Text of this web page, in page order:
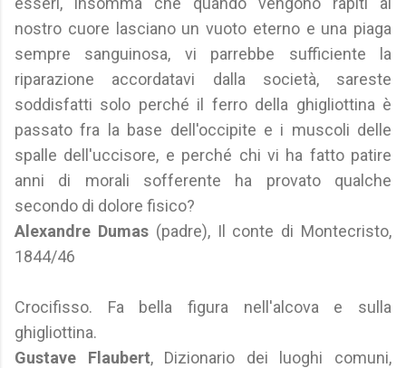
nostro cuore lasciano un vuoto eterno e una piaga
sempre sanguinosa, vi parrebbe sufficiente la
riparazione accordatavi dalla società, sareste
soddisfatti solo perché il ferro della ghigliottina è
passato fra la base dell'occipite e i muscoli delle
spalle dell'uccisore, e perché chi vi ha fatto patire
anni di morali sofferente ha provato qualche
secondo di dolore fisico?
Alexandre Dumas(padre), Il conte di Montecristo,
1844/46
Crocifisso. Fa bella figura nell'alcova e sulla
ghigliottina.
Gustave Flaubert, Dizionario dei luoghi comuni,